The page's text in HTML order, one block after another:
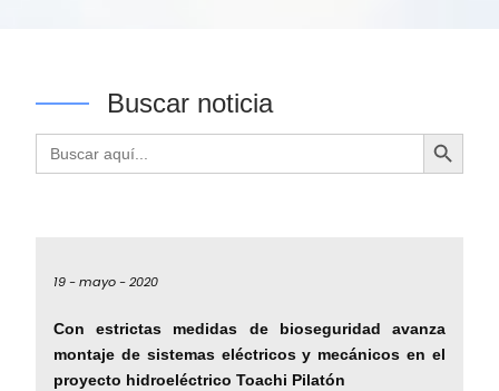
Buscar noticia
Buscar: Botón de búsqueda
19 -mayo -2020
Con estrictas medidas de bioseguridad avanza
montaje de sistemas eléctricos y mecánicos en el
proyecto hidroeléctrico Toachi Pilatón